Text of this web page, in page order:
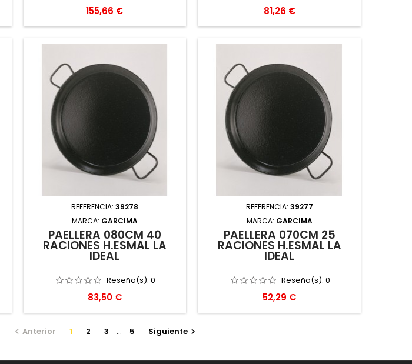
Precio
155,66 € Precio
81,26 €
REFERENCIA: 39278
MARCA: GARCIMA
PAELLERA 080CM 40
RACIONES H.ESMAL LA
IDEAL
Reseña(s): 0
Precio
83,50 €
REFERENCIA: 39277
MARCA: GARCIMA
PAELLERA 070CM 25
RACIONES H.ESMAL LA
IDEAL
Reseña(s): 0
Precio
52,29 €
 Anterior 1 2 3 … 5 Siguiente